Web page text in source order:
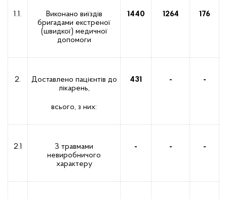
1.1.
Виконано виїздів
бригадами екстреної
(швидкої) медичної
допомоги
1440 1264 176
2.
Доставлено пацієнтів до
лікарень,
всього, з них:
431 - -
2.1
З травмами
невиробничого
характеру
- - -